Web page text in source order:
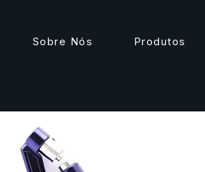
Sobre Nós Produtos